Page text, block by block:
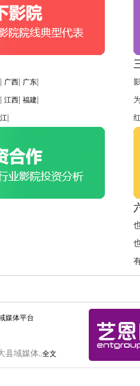
广西 广东
江西 福建
媒体平台
县域媒体..全文